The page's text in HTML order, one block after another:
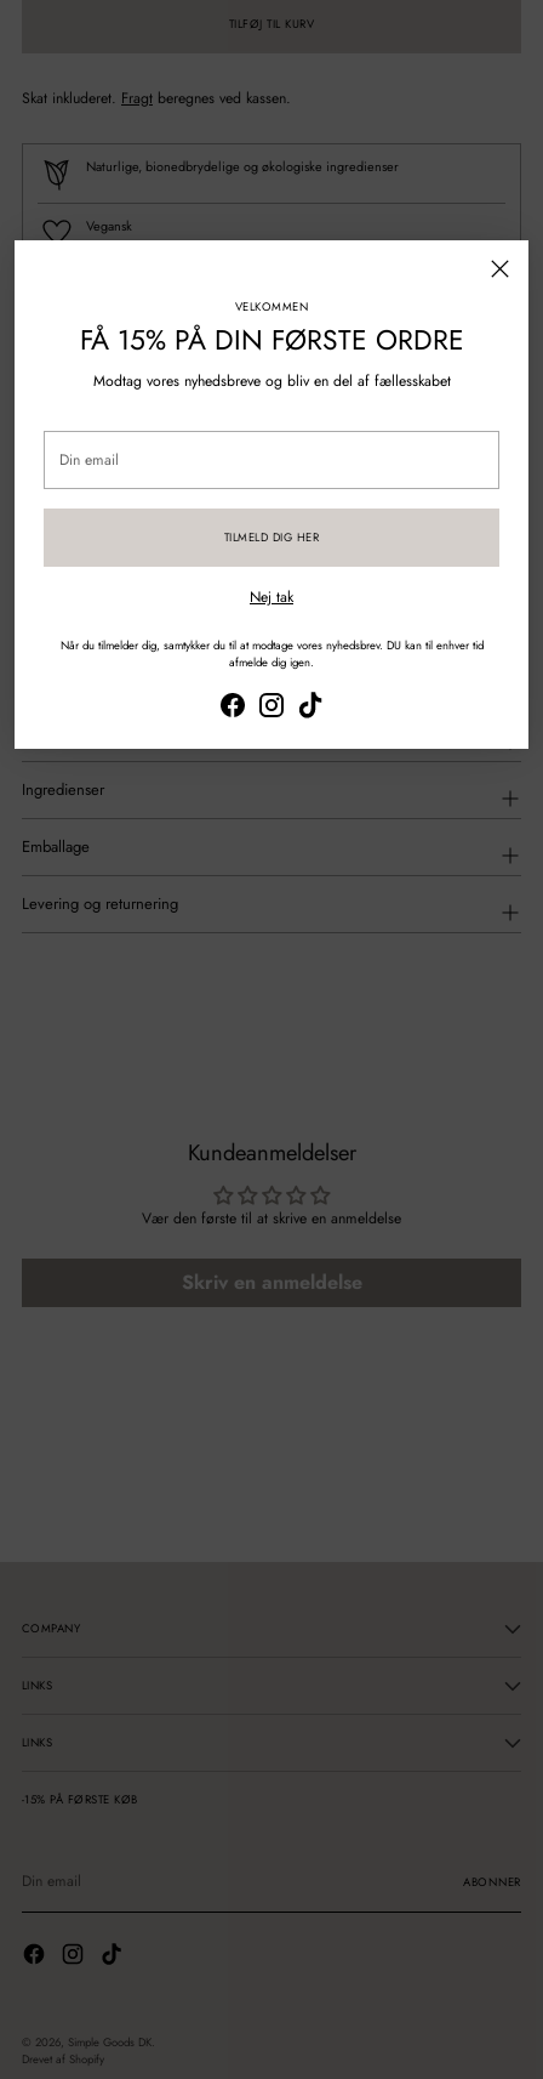
VELKOMMEN
FÅ 15% PÅ DIN FØRSTE ORDRE
Modtag vores nyhedsbreve og bliv en del af fællesskabet
email
TILMELD DIG HER
Nej tak
Når du tilmelder dig, samtykker du til at modtage vores nyhedsbrev. DU kan til enhver tid
afmelde dig igen.
TILFØJ TIL KURV
Skat inkluderet. Fragt beregnes ved kassen.
Naturlige, bionedbrydelige og økologiske ingredienser
Vegansk
Spørgsmål?Skriv til os
Sikker betaling med kort & mobilepay
Beskrivelse
Ingredienser
Emballage
Levering og returnering
Kundeanmeldelser
Vær den første til at skrive en anmeldelse
Skriv en anmeldelse
COMPANY
LINKS
LINKS
-15% PÅ FØRSTE KØB
email
ABONNER
© 2026, Simple Goods DK.
Drevet af Shopify